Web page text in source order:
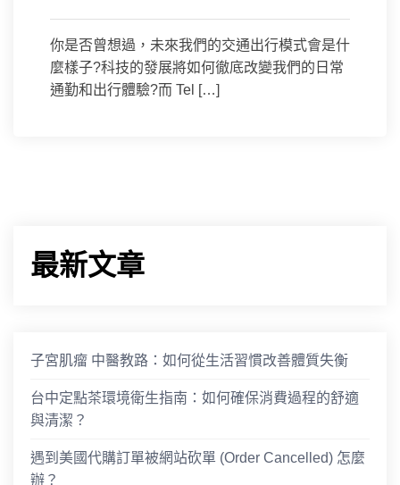
你是否曾想過，未來我們的交通出行模式會是什
麼樣子?科技的發展將如何徹底改變我們的日常
通勤和出行體驗?而 Tel […]
最新文章
子宮肌瘤 中醫教路：如何從生活習慣改善體質失衡
台中定點茶環境衛生指南：如何確保消費過程的舒適
與清潔？
遇到美國代購訂單被網站砍單 (Order Cancelled) 怎麼
辦？